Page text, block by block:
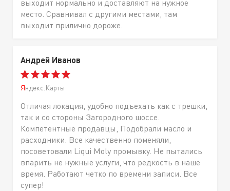
выходит нормально и доставляют на нужное
место. Сравнивал с другими местами, там
выходит прилично дороже.
Андрей Иванов
Яндекс.Карты
Отличая локация, удобно подъехать как с трешки,
так и со стороны Загородного шоссе.
Компетентные продавцы, Подобрали масло и
расходники. Все качественно поменяли,
посоветовали Liqui Moly промывку. Не пытались
впарить не нужные услуги, что редкость в наше
время. Работают четко по времени записи. Все
супер!